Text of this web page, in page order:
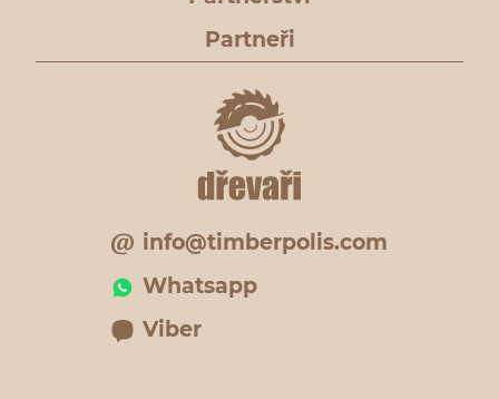
Partneři
info@timberpolis.com
Whatsapp
Viber